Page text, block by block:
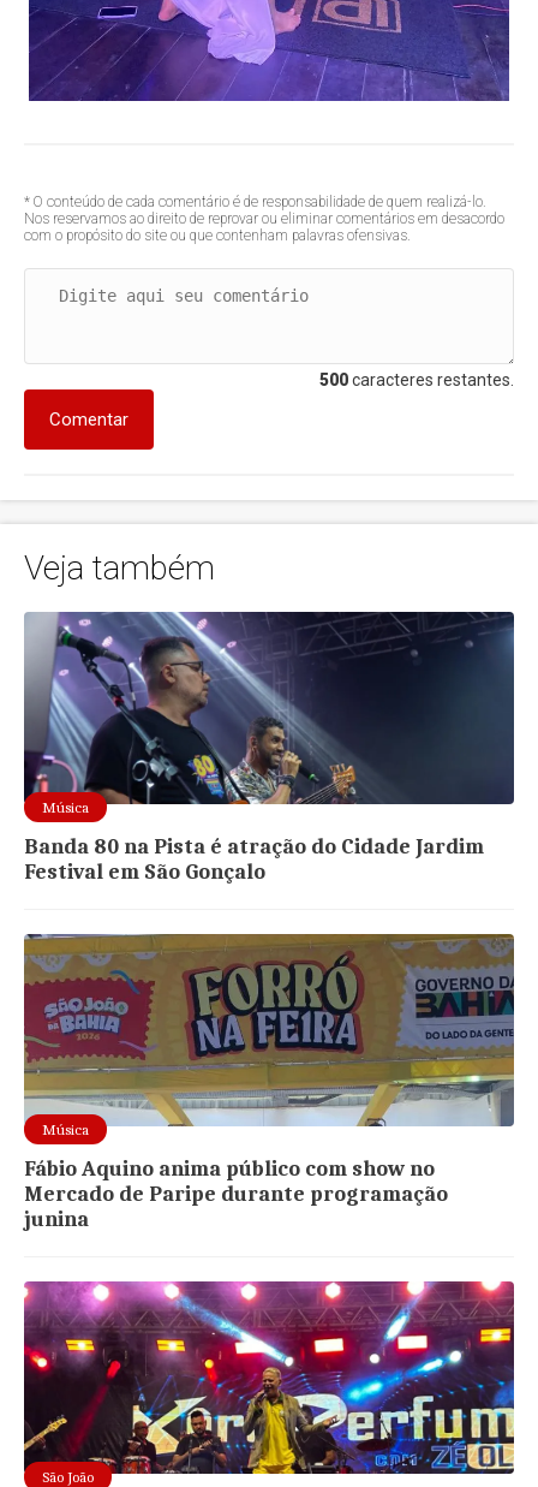
* O conteúdo de cada comentário é de responsabilidade de quem realizá-lo.
Nos reservamos ao direito de reprovar ou eliminar comentários em desacordo
com o propósito do site ou que contenham palavras ofensivas.
500caracteres restantes.
Comentar
Veja também
Música
Banda 80 na Pista é atração do Cidade Jardim
Festival em São Gonçalo
Música
Fábio Aquino anima público com show no
Mercado de Paripe durante programação
junina
São João